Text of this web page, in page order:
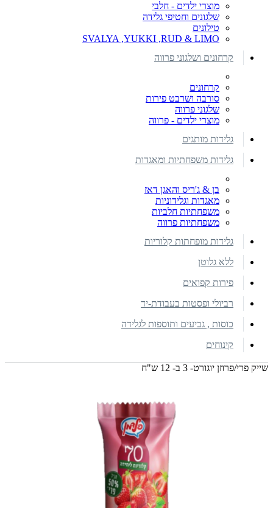
מוצרי ילדים - חלבי
שלגונים וחטיפי גלידה
טילונים
SVALYA ,YUKKI ,RUD & LIMO
קרחונים ושלגוני פרווה
קרחונים
סורבה ושרבט פירות
שלגוני פרווה
מוצרי ילדים - פרווה
גלידות מותגים
גלידות משפחתיות ומאגדות
בן & ג'ריס והאגן דאז
מאגדות וגלידוניות
משפחתיות חלביות
משפחתיות פרווה
גלידות מופחתות קלוריות
ללא גלוטן
פירות קפואים
רביולי ופסטות בעבודת-יד
כוסות , גביעים ותוספות לגלידה
קינוחים
שייק פרי/פרוזן יוגורט- 3 ב- 12 ש"ח